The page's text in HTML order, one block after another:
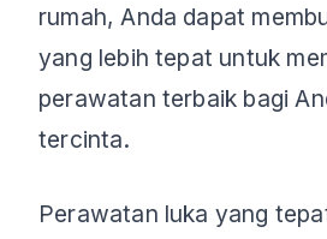
rumah, Anda dapat
yang lebih tepat untuk
perawatan terbaik bagi
tercinta.
Perawatan luka yang